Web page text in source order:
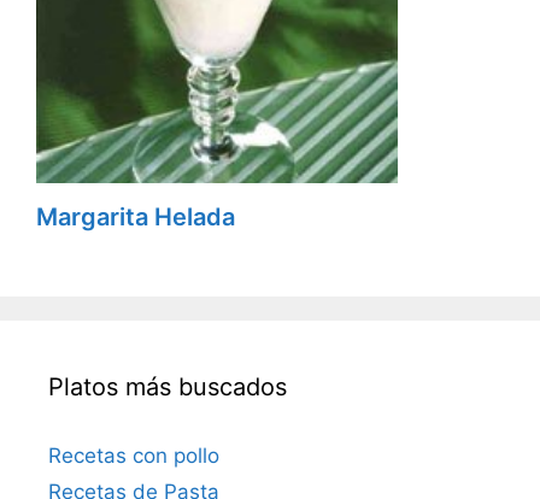
Margarita Helada
Platos más buscados
Recetas con pollo
Recetas de Pasta